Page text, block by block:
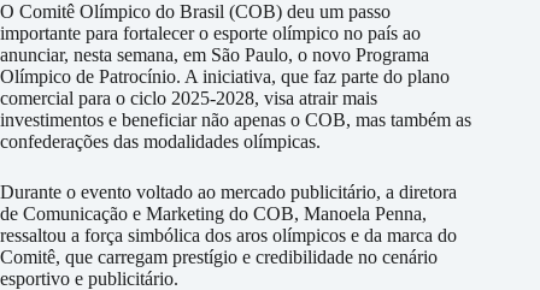
O Comitê Olímpico do Brasil (COB) deu um passo
importante para fortalecer o esporte olímpico no país ao
anunciar, nesta semana, em São Paulo, o novo Programa
Olímpico de Patrocínio. A iniciativa, que faz parte do plano
comercial para o ciclo 2025-2028, visa atrair mais
investimentos e beneficiar não apenas o COB, mas também as
confederações das modalidades olímpicas.
Durante o evento voltado ao mercado publicitário, a diretora
de Comunicação e Marketing do COB, Manoela Penna,
ressaltou a força simbólica dos aros olímpicos e da marca do
Comitê, que carregam prestígio e credibilidade no cenário
esportivo e publicitário.